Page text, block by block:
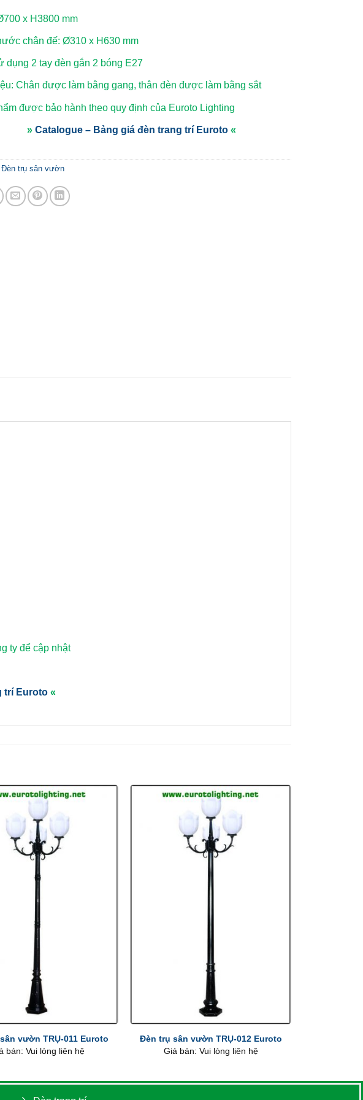
x H3800 mm
chân đế: Ø310 x H630 mm
dụng 2 tay đèn gắn 2 bóng E27
Chân được làm bằng gang, thân đèn được làm bằng sắt
được bảo hành theo quy định của Euroto Lighting
» Catalogue – Bảng giá đèn trang trí Euroto «
Đèn trụ sân vườn
ty để cập nhật
trí Euroto «
vườn TRỤ-011 Euroto
bán: Vui lòng liên hệ
Đèn trụ sân vườn TRỤ-012 Euroto
Giá bán: Vui lòng liên hệ